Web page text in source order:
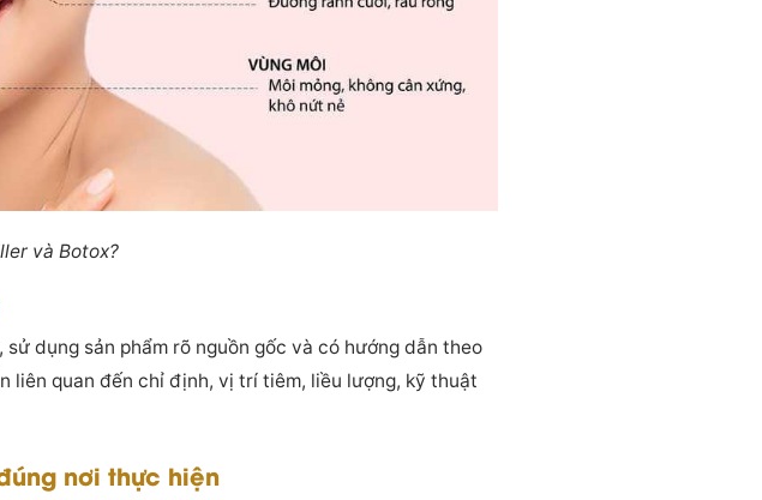
và Botox?
dụng sản phẩm rõ nguồn gốc và có hướng dẫn theo
liên quan đến chỉ định, vị trí tiêm, liều lượng, kỹ thuật
nơi thực hiện